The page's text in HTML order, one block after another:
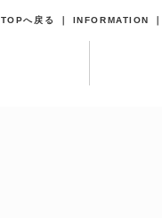
TOPへ戻る INFORMATION